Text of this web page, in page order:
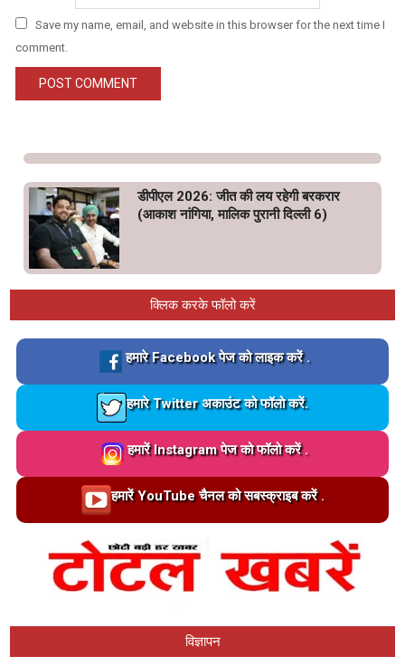
Save my name, email, and website in this browser for the next time I
comment.
डीपीएल 2026: जीत की लय रहेगी बरकरार
(आकाश नांगिया, मालिक पुरानी दिल्ली 6)
क्लिक करके फॉलो करें
Loading…
हमारे Facebook पेज को लाइक करें .
Loading…
हमारे Twitter अकाउंट को फॉलो करें.
Loading…
हमारें Instagram पेज को फॉलो करें .
Loading…हमारें YouTube चैनल को सबस्क्राइब करें .
विज्ञापन